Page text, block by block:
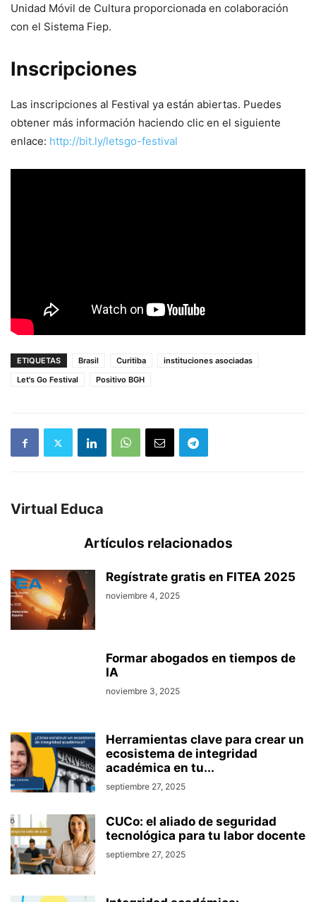
Unidad Móvil de Cultura proporcionada en colaboración
con el Sistema Fiep.
Inscripciones
Las inscripciones al Festival ya están abiertas. Puedes
obtener más información haciendo clic en el siguiente
enlace: http://bit.ly/letsgo-festival
ETIQUETAS Brasil Curitiba
instituciones asociadas
Let's Go Festival
Positivo BGH
Virtual Educa
Artículos relacionados
Regístrate gratis en FITEA 2025
noviembre 4, 2025
Formar abogados en tiempos de
IA
noviembre 3, 2025
Herramientas clave para crear un
ecosistema de integridad
académica en tu...
septiembre 27, 2025
CUCo: el aliado de seguridad
tecnológica para tu labor docente
septiembre 27, 2025